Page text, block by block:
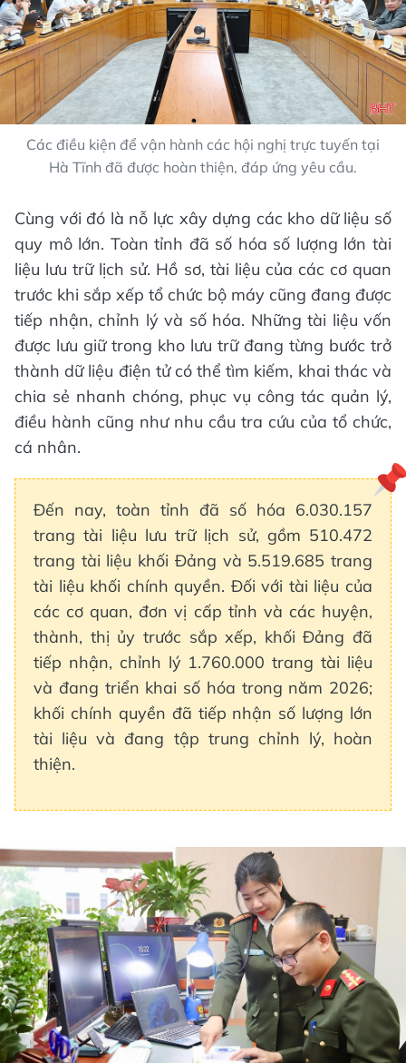
Các điều kiện để vận hành các hội nghị trực tuyến tại
Hà Tĩnh đã được hoàn thiện, đáp ứng yêu cầu.
Cùng với đó là nỗ lực xây dựng các kho dữ liệu số
quy mô lớn. Toàn tỉnh đã số hóa số lượng lớn tài
liệu lưu trữ lịch sử. Hồ sơ, tài liệu của các cơ quan
trước khi sắp xếp tổ chức bộ máy cũng đang được
tiếp nhận, chỉnh lý và số hóa. Những tài liệu vốn
được lưu giữ trong kho lưu trữ đang từng bước trở
thành dữ liệu điện tử có thể tìm kiếm, khai thác và
chia sẻ nhanh chóng, phục vụ công tác quản lý,
điều hành cũng như nhu cầu tra cứu của tổ chức,
cá nhân.
Đến nay, toàn tỉnh đã số hóa 6.030.157
trang tài liệu lưu trữ lịch sử, gồm 510.472
trang tài liệu khối Đảng và 5.519.685 trang
tài liệu khối chính quyền. Đối với tài liệu của
các cơ quan, đơn vị cấp tỉnh và các huyện,
thành, thị ủy trước sắp xếp, khối Đảng đã
tiếp nhận, chỉnh lý 1.760.000 trang tài liệu
và đang triển khai số hóa trong năm 2026;
khối chính quyền đã tiếp nhận số lượng lớn
tài liệu và đang tập trung chỉnh lý, hoàn
thiện.